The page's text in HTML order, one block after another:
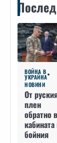
ВОЙНА В
УКРАЙНА
НОВИНИ
От
плен
обратно в
кабината
бойния